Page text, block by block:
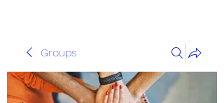
Groups